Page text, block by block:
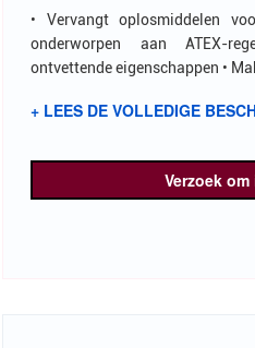
• Vervangt oplosmiddelen
onderworpen aan ATEX-
ontvettende eigenschappen •
+ LEES DE VOLLEDIGE
Verzoek